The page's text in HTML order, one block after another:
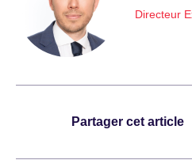
Directeur
Partager cet article